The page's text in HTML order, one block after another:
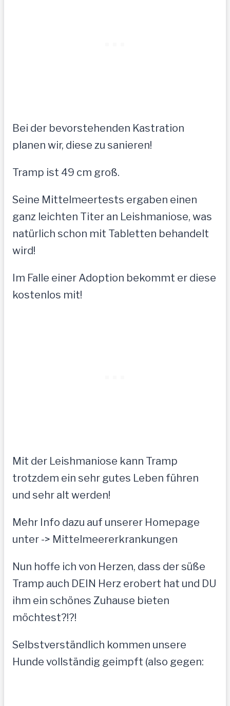
Bei der bevorstehenden Kastration
planen wir, diese zu sanieren!
Tramp ist 49 cm groß.
Seine Mittelmeertests ergaben einen
ganz leichten Titer an Leishmaniose, was
natürlich schon mit Tabletten behandelt
wird!
Im Falle einer Adoption bekommt er diese
kostenlos mit!
Mit der Leishmaniose kann Tramp
trotzdem ein sehr gutes Leben führen
und sehr alt werden!
Mehr Info dazu auf unserer Homepage
unter -> Mittelmeererkrankungen
Nun hoffe ich von Herzen, dass der süße
Tramp auch DEIN Herz erobert hat und DU
ihm ein schönes Zuhause bieten
möchtest?!?!
Selbstverständlich kommen unsere
Hunde vollständig geimpft (also gegen: